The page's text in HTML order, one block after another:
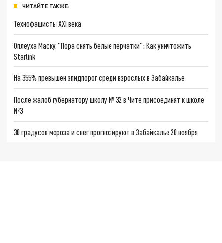
ЧИТАЙТЕ ТАКЖЕ:
Технофашисты XXI века
Оплеуха Маску. "Пора снять белые перчатки": Как уничтожить
Starlink
На 355% превышен эпидпорог среди взрослых в Забайкалье
После жалоб губернатору школу № 32 в Чите присоединят к школе
№3
30 градусов мороза и снег прогнозируют в Забайкалье 20 ноября